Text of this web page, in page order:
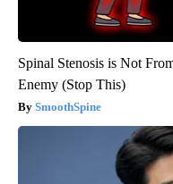
Spinal Stenosis is Not
Enemy (Stop This)
SmoothSpine